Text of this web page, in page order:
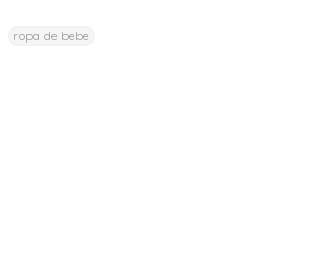
ropa de bebe